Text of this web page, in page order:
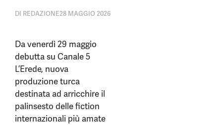
DI REDAZIONE28 MAGGIO 2026
Da venerdì 29 maggio
debutta su Canale 5
L’Erede, nuova
produzione turca
destinata ad arricchire il
palinsesto delle fiction
internazionali più amate